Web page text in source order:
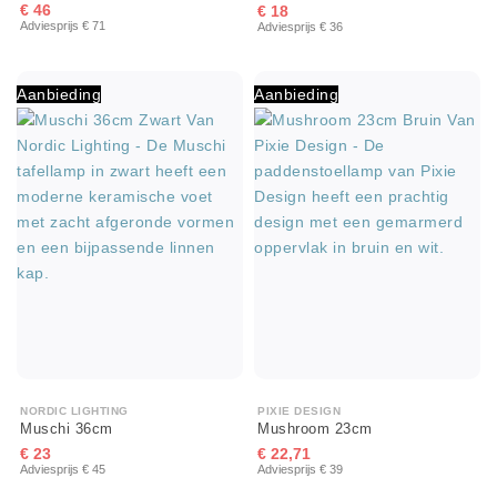
€ 46
Adviesprijs € 71
€ 18
Adviesprijs € 36
Aanbieding
NORDIC LIGHTING
Muschi 36cm
€ 23
Adviesprijs € 45
Aanbieding
PIXIE DESIGN
Mushroom 23cm
€ 22,71
Adviesprijs € 39